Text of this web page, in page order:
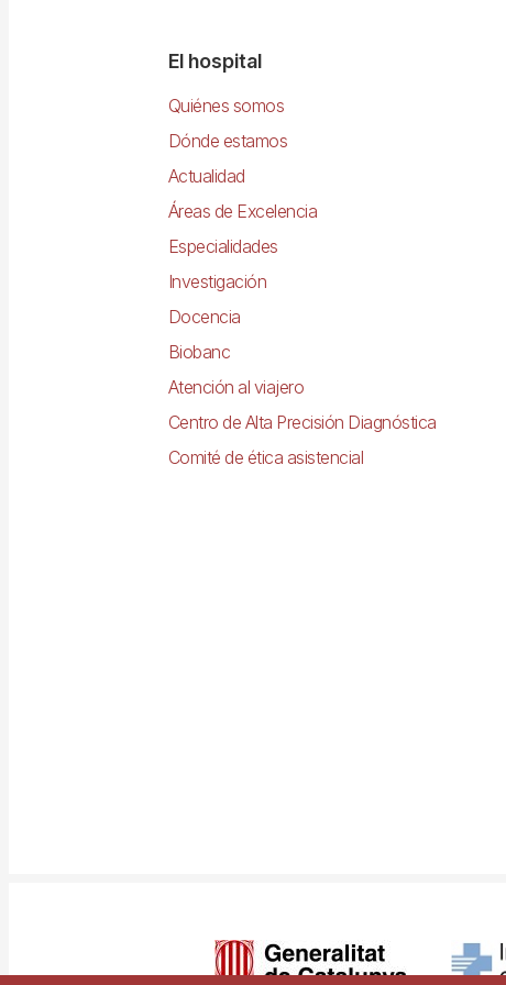
NavegacióEl hospital
Quiénes somos
Dónde estamos
Actualidad
Áreas de Excelencia
Especialidades
Investigación
Docencia
Biobanc
Atención al viajero
Centro de Alta Precisión Diagnóstica
Comité de ética asistencial